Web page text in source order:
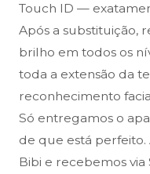
Touch ID —
Após a substituição,
brilho em todos os
toda a extensão da
reconhecimento
Só entregamos o
de que está
Bibi e recebemos